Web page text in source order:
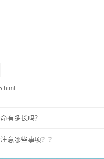
有多长吗？
意哪些事项？？